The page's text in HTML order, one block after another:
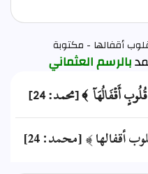
أقفالها - مكتوبة
بالرسم العثماني
أَقۡفَالُهَآ ﴾ [محمد: 24]
أقفالها ﴾ [محمد: 24]